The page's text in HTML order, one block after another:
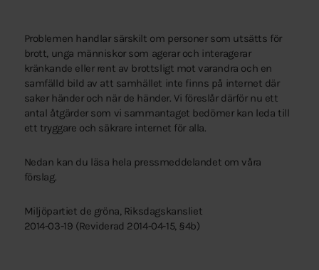
Problemen handlar särskilt om personer som utsätts för
brott, unga människor som agerar och interagerar
kränkande eller rent av brottsligt mot varandra och en
samfälld bild av att samhället inte finns på internet där
saker händer och när de händer. Vi föreslår därför nu ett
antal åtgärder som vi sammantaget bedömer kan leda till
ett tryggare och säkrare internet för alla.
Nedan kan du läsa hela pressmeddelandet om våra
förslag.
Miljöpartiet de gröna, Riksdagskansliet
2014-03-19 (Reviderad 2014-04-15, §4b)